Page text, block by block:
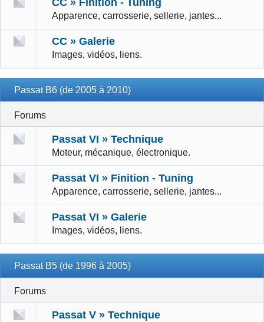
CC » Finition - Tuning
Apparence, carrosserie, sellerie, jantes...
CC » Galerie
Images, vidéos, liens.
Passat B6 (de 2005 à 2010)
Forums
Passat VI » Technique
Moteur, mécanique, électronique.
Passat VI » Finition - Tuning
Apparence, carrosserie, sellerie, jantes...
Passat VI » Galerie
Images, vidéos, liens.
Passat B5 (de 1996 à 2005)
Forums
Passat V » Technique